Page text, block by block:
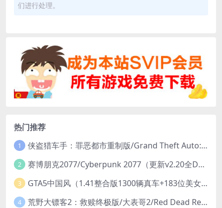
们进行处理。
热门推荐
1 侠盗猎车手：罪恶都市重制版/Grand Theft Auto: Vice City – The Definitive Edition
2 赛博朋克2077/Cyberpunk 2077（更新v2.20全DLC）
3 GTA5中国风（1.41整合版1300辆真车+183位美女与英雄+200%存档）
4 荒野大镖客2：救赎终极版/大表哥2/Red Dead Redemption 2: Ultimate Edition（更新v1491.50终极版）